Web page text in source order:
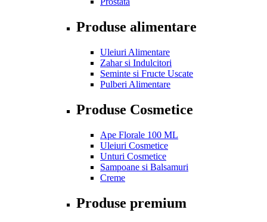
Produse alimentare
Uleiuri Alimentare
Zahar si Indulcitori
Seminte si Fructe Uscate
Pulberi Alimentare
Produse Cosmetice
Ape Florale 100 ML
Uleiuri Cosmetice
Unturi Cosmetice
Sampoane si Balsamuri
Creme
Produse premium